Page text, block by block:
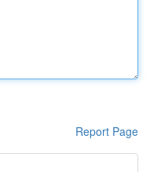
Report Page